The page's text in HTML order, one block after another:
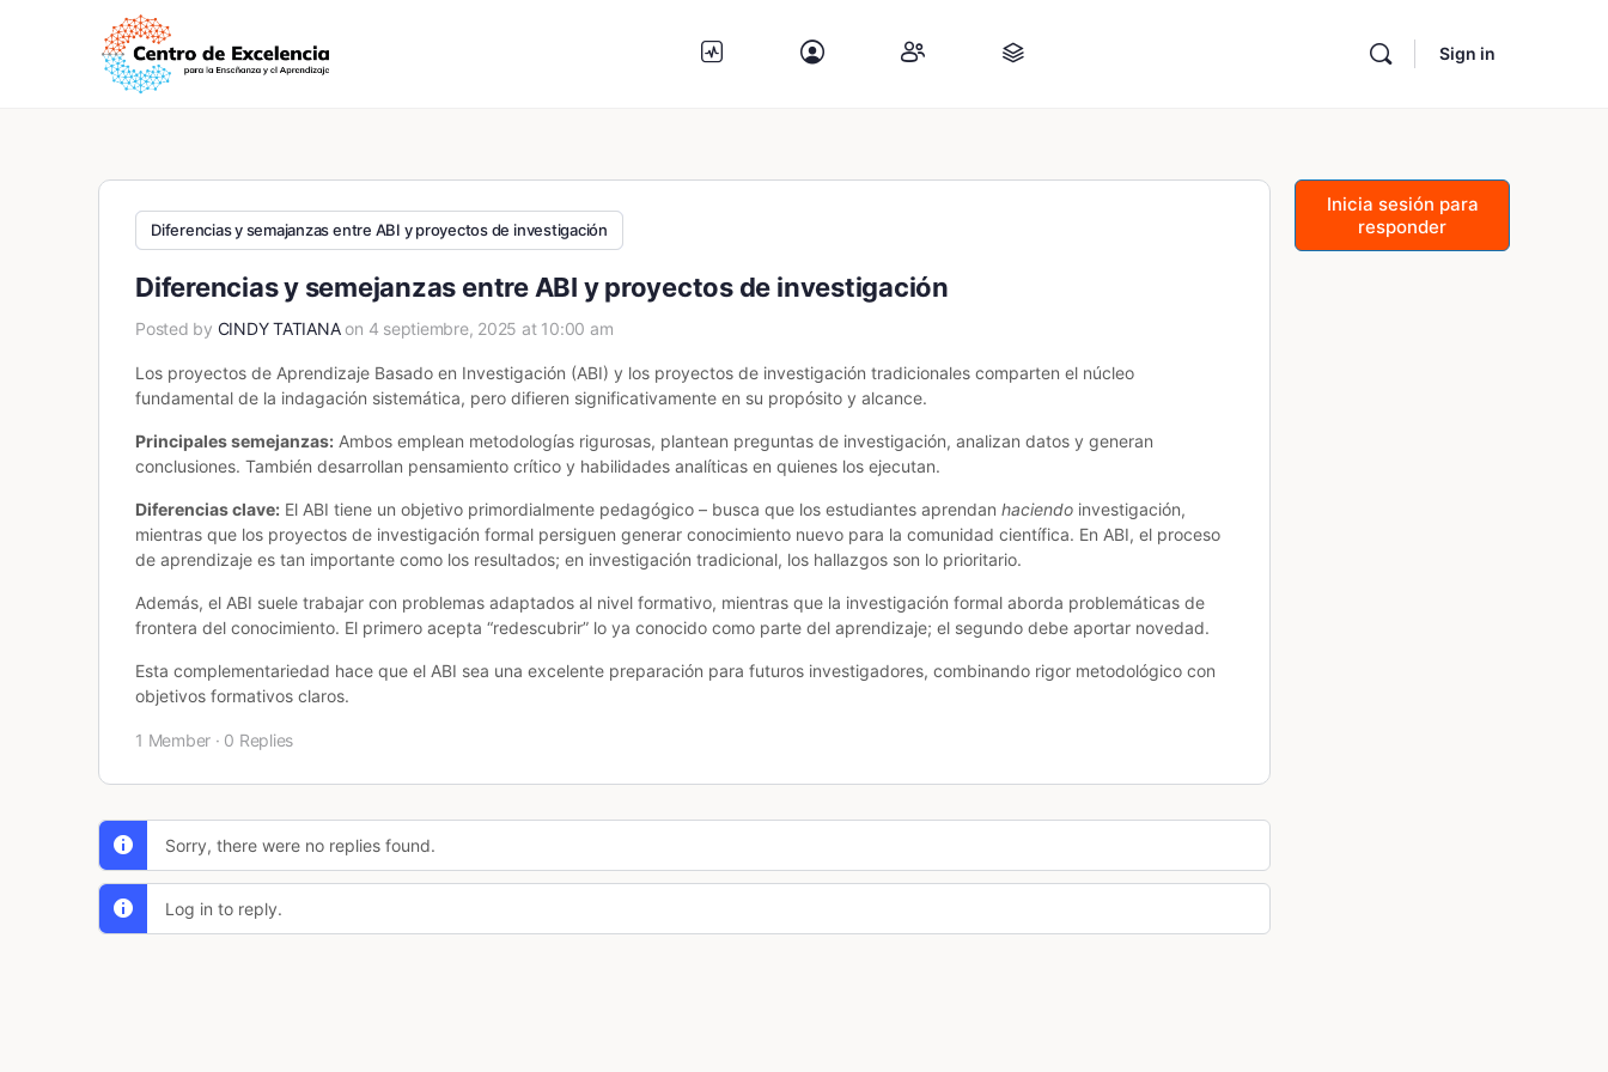
Sign in
Diferencias y semajanzas entre ABI y proyectos de investigación
Diferencias y semejanzas entre ABI y proyectos de investigación
Posted by CINDY TATIANA on 4 septiembre, 2025 at 10:00 am
Los proyectos de Aprendizaje Basado en Investigación (ABI) y los proyectos de investigación tradicionales comparten el núcleo
fundamental de la indagación sistemática, pero difieren significativamente en su propósito y alcance.
Principales semejanzas: Ambos emplean metodologías rigurosas, plantean preguntas de investigación, analizan datos y generan
conclusiones. También desarrollan pensamiento crítico y habilidades analíticas en quienes los ejecutan.
Diferencias clave: El ABI tiene un objetivo primordialmente pedagógico – busca que los estudiantes aprendan haciendo investigación,
mientras que los proyectos de investigación formal persiguen generar conocimiento nuevo para la comunidad científica. En ABI, el proceso
de aprendizaje es tan importante como los resultados; en investigación tradicional, los hallazgos son lo prioritario.
Además, el ABI suele trabajar con problemas adaptados al nivel formativo, mientras que la investigación formal aborda problemáticas de
frontera del conocimiento. El primero acepta “redescubrir” lo ya conocido como parte del aprendizaje; el segundo debe aportar novedad.
Esta complementariedad hace que el ABI sea una excelente preparación para futuros investigadores, combinando rigor metodológico con
objetivos formativos claros.
1 Member · 0 Replies
Sorry, there were no replies found.
Log in to reply.
Inicia sesión para
responder